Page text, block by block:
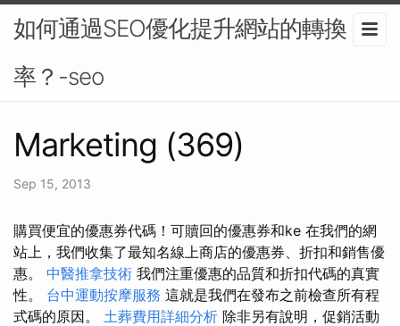
如何通過SEO優化提升網站的轉換
率？-seo
Marketing (369)
Sep 15, 2013
購買便宜的優惠券代碼！可贖回的優惠券和ke 在我們的網
站上，我們收集了最知名線上商店的優惠券、折扣和銷售優
惠。 中醫推拿技術 我們注重優惠的品質和折扣代碼的真實
性。 台中運動按摩服務 這就是我們在發布之前檢查所有程
式碼的原因。 土葬費用詳細分析 除非另有說明，促銷活動